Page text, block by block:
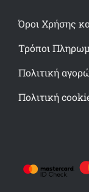
Όροι Χρήσης
Τρόποι
Πολιτική
Πολιτική